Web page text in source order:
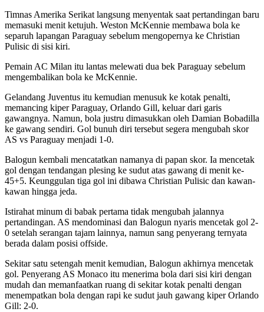
Timnas Amerika Serikat langsung menyentak saat pertandingan baru
memasuki menit ketujuh. Weston McKennie membawa bola ke
separuh lapangan Paraguay sebelum mengopernya ke Christian
Pulisic di sisi kiri.
Pemain AC Milan itu lantas melewati dua bek Paraguay sebelum
mengembalikan bola ke McKennie.
Gelandang Juventus itu kemudian menusuk ke kotak penalti,
memancing kiper Paraguay, Orlando Gill, keluar dari garis
gawangnya. Namun, bola justru dimasukkan oleh Damian Bobadilla
ke gawang sendiri. Gol bunuh diri tersebut segera mengubah skor
AS vs Paraguay menjadi 1-0.
Balogun kembali mencatatkan namanya di papan skor. Ia mencetak
gol dengan tendangan plesing ke sudut atas gawang di menit ke-
45+5. Keunggulan tiga gol ini dibawa Christian Pulisic dan kawan-
kawan hingga jeda.
Istirahat minum di babak pertama tidak mengubah jalannya
pertandingan. AS mendominasi dan Balogun nyaris mencetak gol 2-
0 setelah serangan tajam lainnya, namun sang penyerang ternyata
berada dalam posisi offside.
Sekitar satu setengah menit kemudian, Balogun akhirnya mencetak
gol. Penyerang AS Monaco itu menerima bola dari sisi kiri dengan
mudah dan memanfaatkan ruang di sekitar kotak penalti dengan
menempatkan bola dengan rapi ke sudut jauh gawang kiper Orlando
Gill: 2-0.